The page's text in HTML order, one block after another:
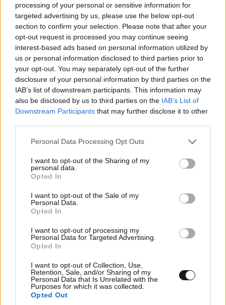
processing of your personal or sensitive information for
targeted advertising by us, please use the below opt-out
section to confirm your selection. Please note that after your
opt-out request is processed you may continue seeing
interest-based ads based on personal information utilized by
us or personal information disclosed to third parties prior to
your opt-out. You may separately opt-out of the further
disclosure of your personal information by third parties on the
IAB’s list of downstream participants. This information may
also be disclosed by us to third parties on the IAB’s List of
Downstream Participants that may further disclose it to other
Please note that this website/app uses one or more Google
not limited to your visit or usage behaviour. You may click to
grant or deny consent to Google and its third-party tags to
use your data for below specified purposes in below Google
consent section.
Personal Data Processing Opt Outs
I want to opt-out of the Sharing of my
personal data.
Opted In
I want to opt-out of the Sale of my
Personal Data.
Opted In
I want to opt-out of processing my
Personal Data for Targeted Advertising.
Opted In
I want to opt-out of Collection, Use,
Retention, Sale, and/or Sharing of my
Personal Data that Is Unrelated with the
Purposes for which it was collected.
Opted Out
TRENDING
LIFESTYLE
Μαρία Κορινθίου: «Είμαι πιο ευτυχισμένη από
ποτέ – Ναι, έχω πατήσει φρένο»